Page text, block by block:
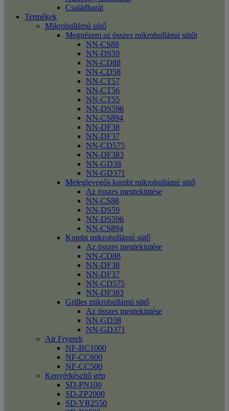
Családbarát
Termékek
Mikrohullámú sütő
Megnézem az összes mikrohullámú sütőt
NN-CS88
NN-DS59
NN-CD88
NN-CD58
NN-CT57
NN-CT56
NN-CT55
NN-DS596
NN-CS894
NN-DF38
NN-DF37
NN-CD575
NN-DF383
NN-GD38
NN-GD371
Meleglevegős kombi mikrohullámú sütő
Az összes megtekintése
NN-CS88
NN-DS59
NN-DS596
NN-CS894
Kombi mikrohullámú sütő
Az összes megtekintése
NN-CD88
NN-DF38
NN-DF37
NN-CD575
NN-DF383
Grilles mikrohullámú sütő
Az összes megtekintése
NN-GD38
NN-GD371
Air Fryerek
NF-BC1000
NF-CC600
NF-CC500
Kenyérkészítő gép
SD-PN100
SD-ZP2000
SD-YR2550